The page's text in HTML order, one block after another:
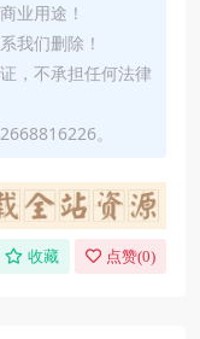
业用途！
我们删除！
，不承担任何法律
。
收藏 点赞(0)